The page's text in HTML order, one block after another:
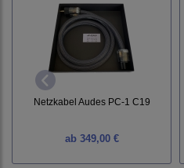
Netzkabel Audes PC-1 C19
ab349,00 €